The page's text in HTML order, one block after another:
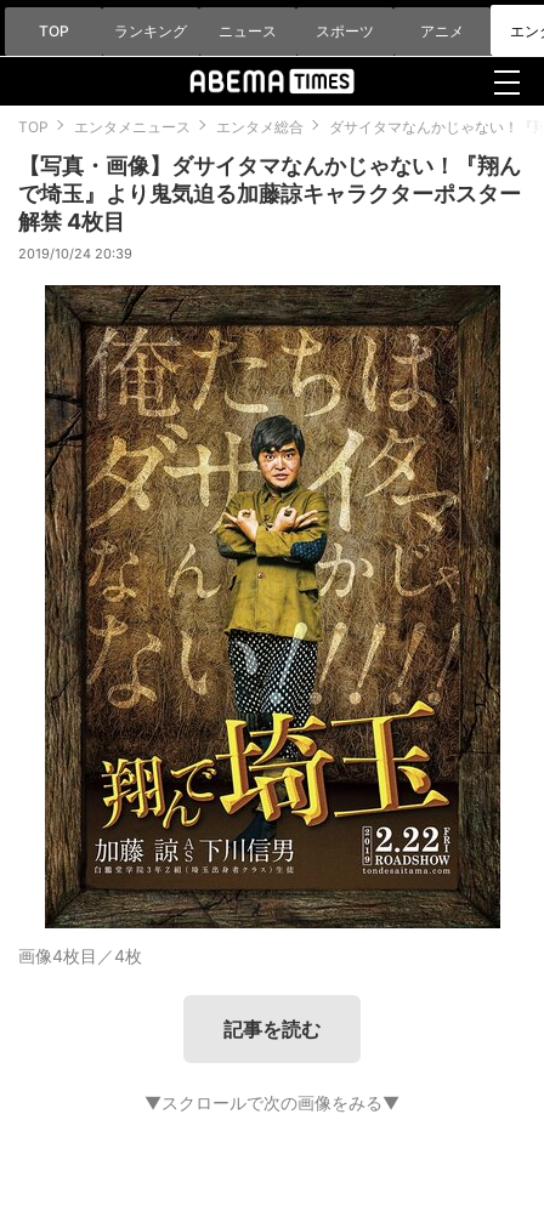
TOP ランキング ニュース スポーツ アニメ エン
TOP エンタメニュース エンタメ総合 ダサイタマなんかじゃない！『
【写真・画像】ダサイタマなんかじゃない！『翔ん
で埼玉』より鬼気迫る加藤諒キャラクターポスター
解禁 4枚目
2019/10/24 20:39
画像4枚目／4枚
記事を読む
▼スクロールで次の画像をみる▼